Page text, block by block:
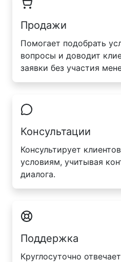
Продажи
Помогает подобрать
вопросы и доводит
заявки без участия
Консультации
Консультирует
условиям, учитывая
диалога.
Поддержка
Круглосуточно